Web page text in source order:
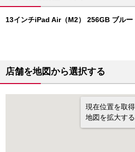
13インチiPad Air（M2） 256GB ブルー
店舗を地図から選択する
現在位置を取
地図を拡大す